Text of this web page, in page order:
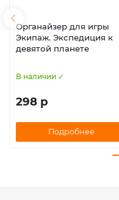
Органайзер для игры
Экипаж. Экспедиция к
девятой планете
В наличии ✓
298 р
Подробнее